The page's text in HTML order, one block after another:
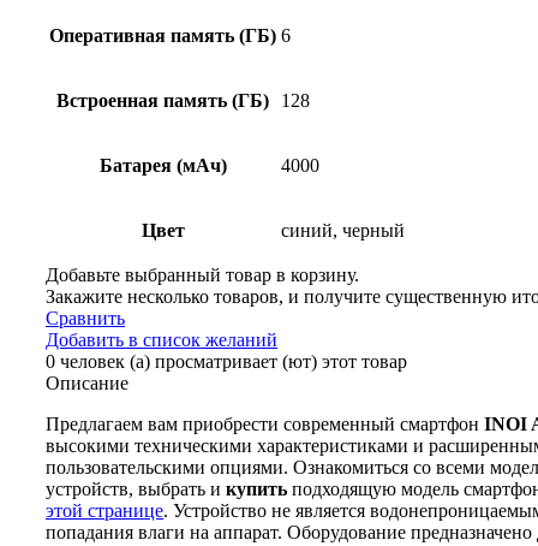
Оперативная память (ГБ) 6
Встроенная память (ГБ) 128
Батарея (мАч) 4000
Цвет синий, черный
Добавьте выбранный товар в корзину.
Закажите несколько товаров, и получите существенную
Сравнить
Добавить в список желаний
0 человек (а) просматривает (ют) этот товар
Описание
Предлагаем вам приобрести современный смартфон INOI
высокими техническими характеристиками и
пользовательскими опциями. Ознакомиться со всеми
устройств, выбрать и купить подходящую модель
этой странице. Устройство не является
попадания влаги на аппарат. Оборудование предназначено